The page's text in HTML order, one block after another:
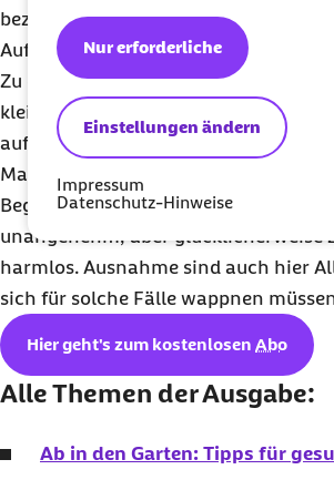
Einstellungen ändern
Nur erforderliche
Impressum
Datenschutz-Hinweise
beziehungsweise einer
Aufenthalt im Freien genossen
Zu guter Letzt rät Petzold vor allem
kleinen Kindern, bei der Auswahl der
auf giftige Pflanzen wie Alpenveilchen
Maiglöckchen zu verzichten.
Begegnungen mit Wespe, Biene und
unangenehm, aber glücklicherweise
harmlos. Ausnahme sind auch hier
sich für solche Fälle wappnen
Hier geht's zum kostenlosen Abo
Alle Themen der Ausgabe:
Ab in den Garten: Tipps für